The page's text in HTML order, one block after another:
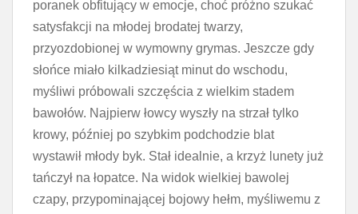
poranek obfitujący w emocje, choć próżno szukać
satysfakcji na młodej brodatej twarzy,
przyozdobionej w wymowny grymas. Jeszcze gdy
słońce miało kilkadziesiąt minut do wschodu,
myśliwi próbowali szczęścia z wielkim stadem
bawołów. Najpierw łowcy wyszły na strzał tylko
krowy, później po szybkim podchodzie blat
wystawił młody byk. Stał idealnie, a krzyż lunety już
tańczył na łopatce. Na widok wielkiej bawolej
czapy, przypominającej bojowy hełm, myśliwemu z